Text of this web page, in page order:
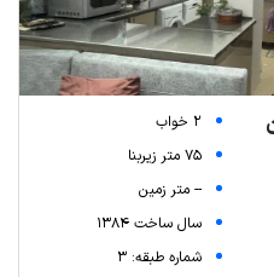
2 خواب
75 متر زیربنا
-- متر زمین
سال ساخت 1384
شماره طبقه: 3